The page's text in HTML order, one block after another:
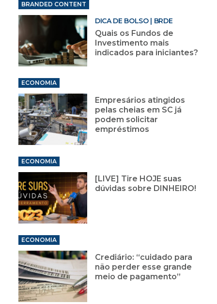
BRANDED CONTENT
DICA DE BOLSO | BRDE
Quais os Fundos de
Investimento mais
indicados para iniciantes?
ECONOMIA
Empresários atingidos
pelas cheias em SC já
podem solicitar
empréstimos
ECONOMIA
[LIVE] Tire HOJE suas
dúvidas sobre DINHEIRO!
ECONOMIA
Crediário: “cuidado para
não perder esse grande
meio de pagamento”